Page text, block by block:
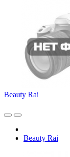
Beauty Rai
Beauty Rai